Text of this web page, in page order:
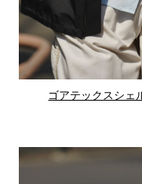
ゴアテックスシェ